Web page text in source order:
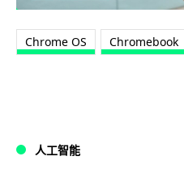
Chrome OS Chromebook
人工智能